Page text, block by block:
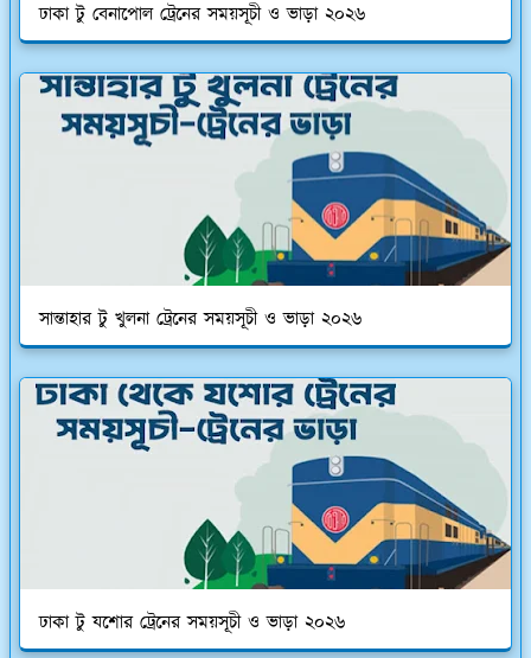
ঢাকা টু বেনাপোল ট্রেনের সময়সূচী ও ভাড়া ২০২৬
সান্তাহার টু খুলনা ট্রেনের সময়সূচী ও ভাড়া ২০২৬
ঢাকা টু যশোর ট্রেনের সময়সূচী ও ভাড়া ২০২৬